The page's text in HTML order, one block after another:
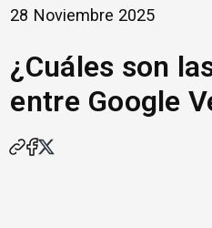
28 Noviembre 2025
¿Cuáles son
entre Google